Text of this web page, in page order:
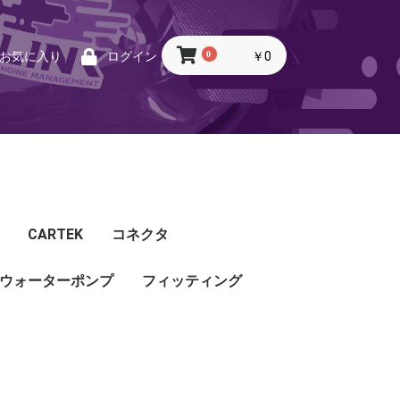
気に入り ログイン 0 ￥0
CARTEK
CARTEK
コネクタ
Lambda
Ignition
Injector
Throttle. Accele
Honda
Subaru
Toyota
Mazda
Mitsubishi
Nissan
Porsche
その他
ウォーターポンプ フィッティング